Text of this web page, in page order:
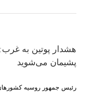
هشدار پوتین به
پشیمان می‌شوید
رئیس جمهور روسیه